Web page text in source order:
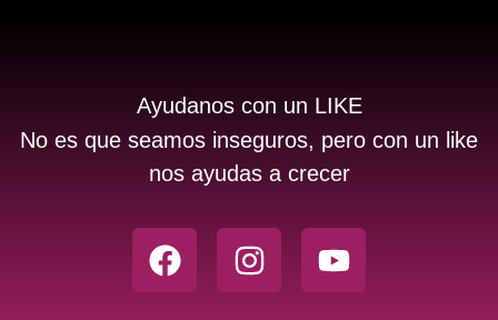
Ayudanos con un LIKE
No es que seamos inseguros, pero con un like
nos ayudas a crecer